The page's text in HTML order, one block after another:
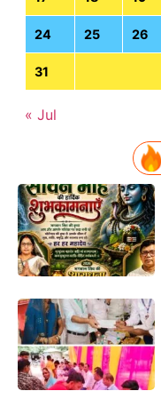
24 25 26
31
« Jul